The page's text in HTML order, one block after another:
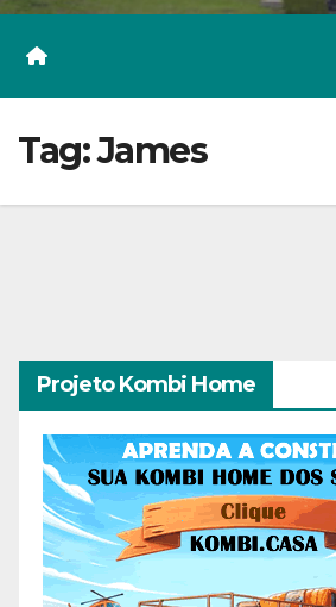
Tag:James
Projeto Kombi Home